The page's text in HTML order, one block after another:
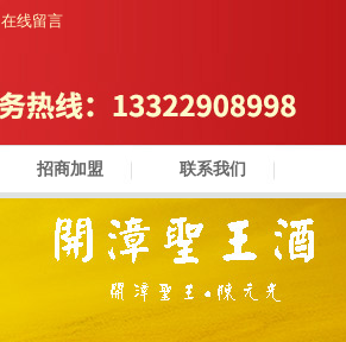
在线留言
招商加盟 联系我们